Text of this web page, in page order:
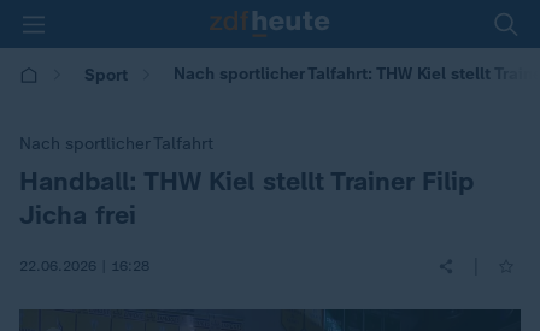
Sport Nach sportlicher Talfahrt: THW Kiel stellt
Nach sportlicher Talfahrt
:Handball: THW Kiel stellt Trainer Filip
Jicha frei
22.06.2026 | 16:28